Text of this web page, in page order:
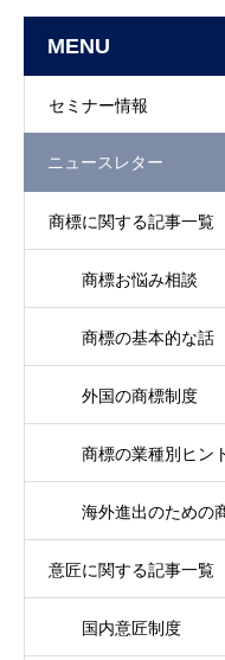
MENU
セミナー情報
ニュースレター
商標に関する記事一覧
商標お悩み相談
商標の基本的な話
外国の商標制度
商標の業種別ヒン
海外進出のための
意匠に関する記事一覧
国内意匠制度